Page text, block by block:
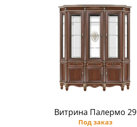
Витрина Палермо 29
Под заказ